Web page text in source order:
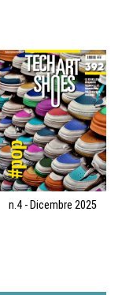
n.4 - Dicembre 2025